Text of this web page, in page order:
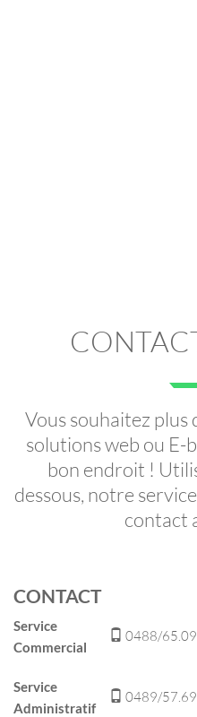
Vous souhaitez plus
solutions web ou E-
bon endroit !
dessous, notre
contact
CONTACT
Service
Commercial
0488/
Service
Administratif
0489/